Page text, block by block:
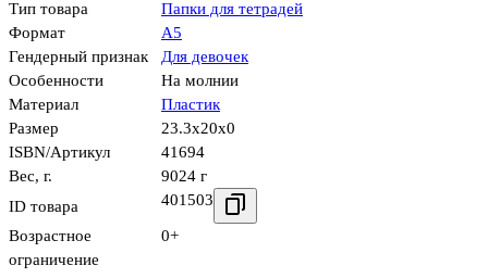
Тип товара
Папки для тетрадей
Формат
А5
Гендерный признак
Для девочек
Особенности
На молнии
Материал
Пластик
Размер
23.3x20x0
ISBN/Артикул
41694
Вес, г.
9024 г
ID товара
401503
Возрастное
ограничение
0+